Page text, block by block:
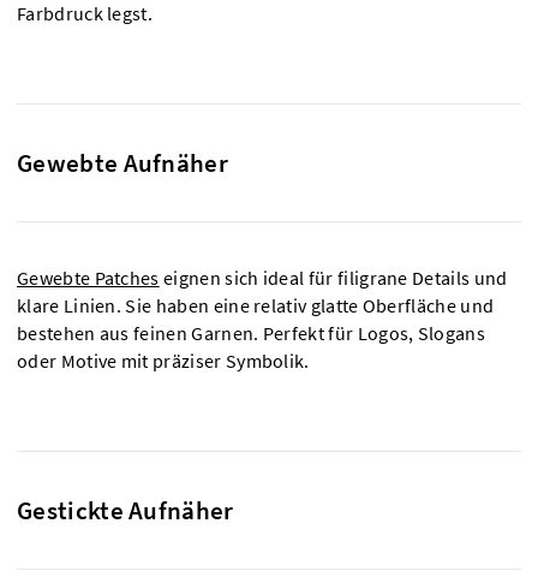
Farbdruck legst.
Gewebte Aufnäher
Gewebte Patches eignen sich ideal für filigrane Details und
klare Linien. Sie haben eine relativ glatte Oberfläche und
bestehen aus feinen Garnen. Perfekt für Logos, Slogans
oder Motive mit präziser Symbolik.
Gestickte Aufnäher